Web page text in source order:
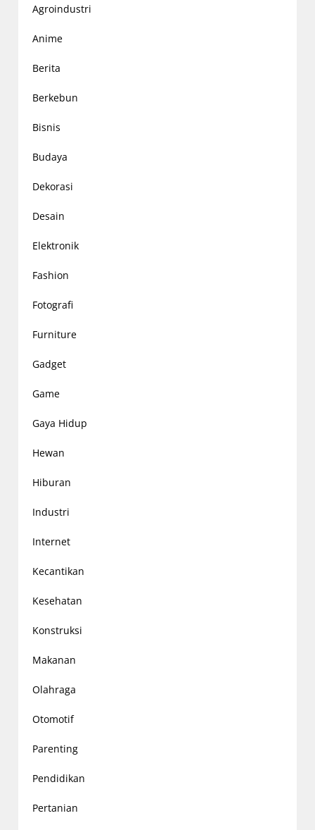
Agroindustri
Anime
Berita
Berkebun
Bisnis
Budaya
Dekorasi
Desain
Elektronik
Fashion
Fotografi
Furniture
Gadget
Game
Gaya Hidup
Hewan
Hiburan
Industri
Internet
Kecantikan
Kesehatan
Konstruksi
Makanan
Olahraga
Otomotif
Parenting
Pendidikan
Pertanian